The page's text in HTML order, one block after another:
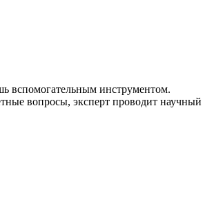
вспомогательным инструментом.
вопросы, эксперт проводит научный